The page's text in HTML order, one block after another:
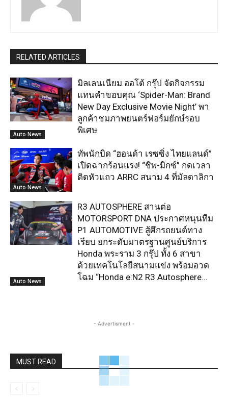
RELATED ARTICLES
Auto News
มิลเลนเนียม ออโต้ กรุ๊ป จัดกิจกรรม
แทนคำขอบคุณ ‘Spider-Man: Brand
New Day Exclusive Movie Night’ พา
ลูกค้าชมภาพยนตร์ฟอร์มยักษ์รอบ
พิเศษ
Auto News
ทัพนักบิด “ฮอนด้า เรซซิ่ง ไทยแลนด์”
เปิดฉากร้อนแรง! “ชิพ-มิกซ์” กดเวลา
ติดหัวแถว ARRC สนาม 4 ที่มัลดาลิกา
Auto News
R3 AUTOSPHERE สานต่อ
MOTORSPORT DNA ประกาศหนุนทีม
P1 AUTOMOTIVE สู้ศึกรถยนต์ทาง
เรียบ ยกระดับมาตรฐานศูนย์บริการ
Honda พระราม 3 กรุ๊ป ทั้ง 6 สาขา
ด้วยเทคโนโลยีสนามแข่ง พร้อมอวด
โฉม “Honda e:N2 R3 Autosphere...
- Advertisment -
MUST READ